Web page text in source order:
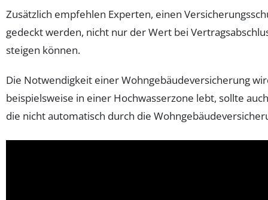
Zusätzlich empfehlen Experten, einen
gedeckt werden, nicht nur der Wert bei
steigen können.
Die Notwendigkeit einer Wohngebäudeversicherung
beispielsweise in einer Hochwasserzone lebt, sollte
die nicht automatisch durch die